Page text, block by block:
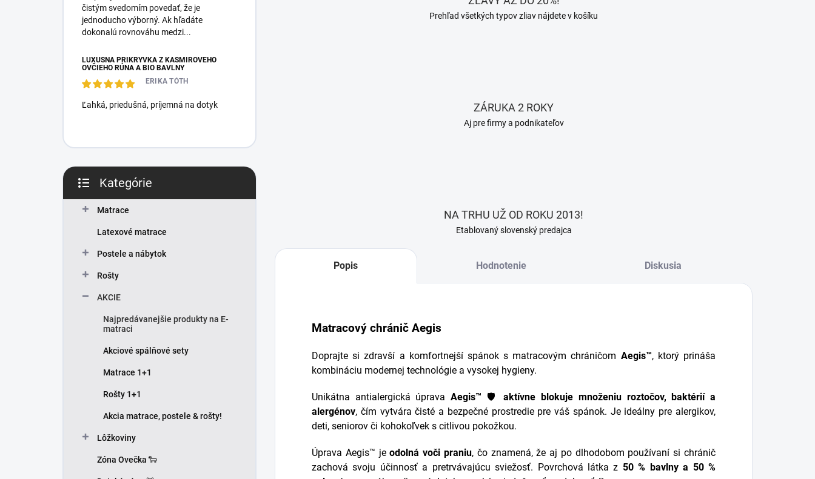
čistým svedomím povedať, že je
jednoducho výborný. Ak hľadáte
dokonalú rovnováhu medzi...
LUXUSNÁ PRIKRÝVKA Z KAŠMÍROVÉHO
OVČIEHO RÚNA A BIO BAVLNY
ERIKA TÓTH
Ľahká, priedušná, príjemná na dotyk
kategórie
Kategórie
Matrace
Latexové matrace
Postele a nábytok
Rošty
AKCIE
Najpredávanejšie produkty na E-
matraci
Akciové spálňové sety
Matrace 1+1
Rošty 1+1
Akcia matrace, postele & rošty!
Lôžkoviny
Zóna Ovečka 🐑
Prehľad všetkých typov zliav nájdete v košíku
ZÁRUKA 2 ROKY
Aj pre firmy a podnikateľov
NA TRHU UŽ OD ROKU 2013!
Etablovaný slovenský predajca
Popis Hodnotenie Diskusia
Matracový chránič Aegis
Doprajte si zdravší a komfortnejší spánok s matracovým chráničom Aegis™, ktorý prináša
kombináciu modernej technológie a vysokej hygieny.
Unikátna antialergická úpravaAegis™ 🛡️aktívne blokuje množeniu roztočov, baktérií a
alergénov, čím vytvára čisté a bezpečné prostredie pre váš spánok. Je ideálny pre alergikov,
deti, seniorov či kohokoľvek s citlivou pokožkou.
Úprava Aegis™ jeodolná voči praniu, čo znamená, že aj po dlhodobom používaní si chránič
zachová svoju účinnosť a pretrvávajúcu sviežosť. Povrchová látka z 50 % bavlny a 50 %